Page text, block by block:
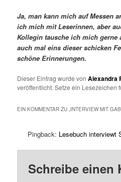
Ja, man kann mich auf Messen
ich mich mit Leserinnen, aber
Kollegin tausche ich mich gerne
auch mal eins dieser schicken
schöne Erinnerungen.
Dieser Eintrag wurde vonAlexandra
veröffentlicht. Setze ein Lesezeichen
EIN KOMMENTAR ZU „INTERVIEW MIT
Pingback: Lesebuch interviewt
Schreibe einen